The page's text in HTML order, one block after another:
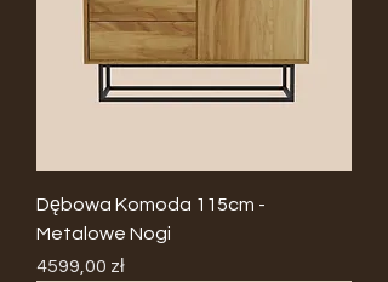
Dębowa Komoda 115cm -
Metalowe Nogi
Cena
4599,00 zł